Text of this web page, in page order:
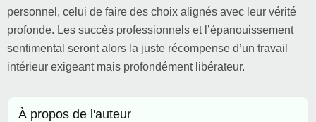
personnel, celui de faire des choix alignés avec leur vérité
profonde. Les succès professionnels et l’épanouissement
sentimental seront alors la juste récompense d’un travail
intérieur exigeant mais profondément libérateur.
À propos de l'auteur